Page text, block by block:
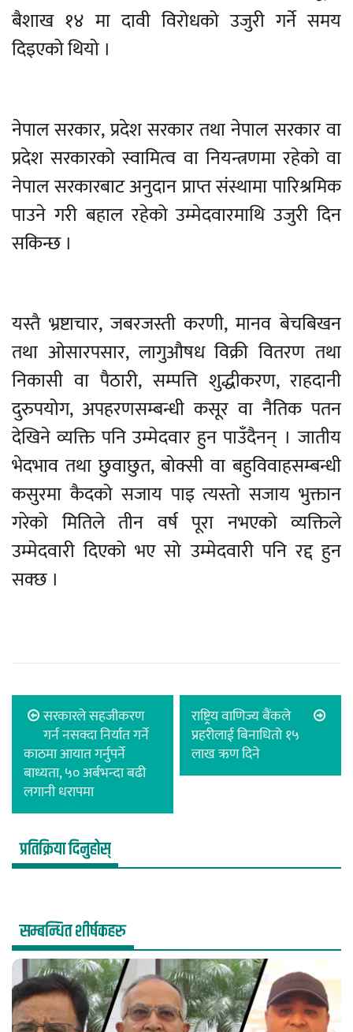
बैशाख १४ मा दावी विरोधको उजुरी गर्ने समय
दिइएको थियो ।
नेपाल सरकार, प्रदेश सरकार तथा नेपाल सरकार वा
प्रदेश सरकारको स्वामित्व वा नियन्त्रणमा रहेको वा
नेपाल सरकारबाट अनुदान प्राप्त संस्थामा पारिश्रमिक
पाउने गरी बहाल रहेको उम्मेदवारमाथि उजुरी दिन
सकिन्छ ।
यस्तै भ्रष्टाचार, जबरजस्ती करणी, मानव बेचबिखन
तथा ओसारपसार, लागुऔषध विक्री वितरण तथा
निकासी वा पैठारी, सम्पत्ति शुद्धीकरण, राहदानी
दुरुपयोग, अपहरणसम्बन्धी कसूर वा नैतिक पतन
देखिने व्यक्ति पनि उम्मेदवार हुन पाउँदैनन् । जातीय
भेदभाव तथा छुवाछुत, बोक्सी वा बहुविवाहसम्बन्धी
कसुरमा कैदको सजाय पाइ त्यस्तो सजाय भुक्तान
गरेको मितिले तीन वर्ष पूरा नभएको व्यक्तिले
उम्मेदवारी दिएको भए सो उम्मेदवारी पनि रद्द हुन
सक्छ ।
सरकारले सहजीकरण
गर्न नसक्दा निर्यात गर्ने
काठमा आयात गर्नुपर्ने
बाध्यता, ५० अर्बभन्दा बढी
लगानी धरापमा
राष्ट्रिय वाणिज्य बैंकले
प्रहरीलाई बिनाधितो १५
लाख ऋण दिने
प्रतिक्रिया दिनुहोस्
सम्बन्धित शीर्षकहरु